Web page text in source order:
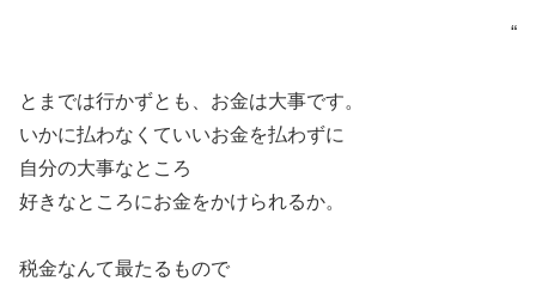
“
とまでは行かずとも、お金は大事です。
いかに払わなくていいお金を払わずに
自分の大事なところ
好きなところにお金をかけられるか。
税金なんて最たるもので